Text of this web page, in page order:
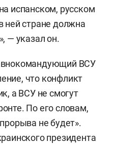
испанском, русском
ней стране должна
— указал он.
ВСУ
что конфликт
а ВСУ не смогут
По его словам,
не будет».
президента